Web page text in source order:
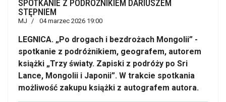
SPOTKANIE Z PODRÓŻNIKIEM DARIUSZEM
STĘPNIEM
MJ 04 marzec 2026 19:00
LEGNICA. „Po drogach i bezdrożach Mongolii” -
spotkanie z podróżnikiem, geografem, autorem
książki „Trzy światy. Zapiski z podróży po Sri
Lance, Mongolii i Japonii”. W trakcie spotkania
możliwość zakupu książki z autografem autora.